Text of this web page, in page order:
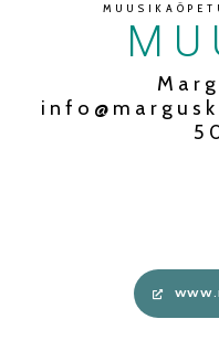
M U